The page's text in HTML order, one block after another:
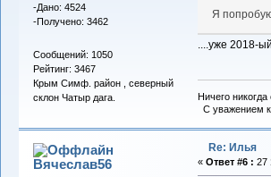
-Дано: 4524
-Получено: 3462
Сообщений: 1050
Рейтинг: 3467
Крым Симф. район , северный
склон Чатыр дага.
Я
....уже 2018-
Ничего
С уважением
Вячеслав56
Re: Илья
« Ответ #6 : 27